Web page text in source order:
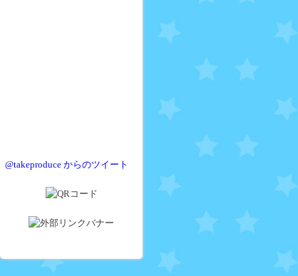
@takeproduce からのツイート